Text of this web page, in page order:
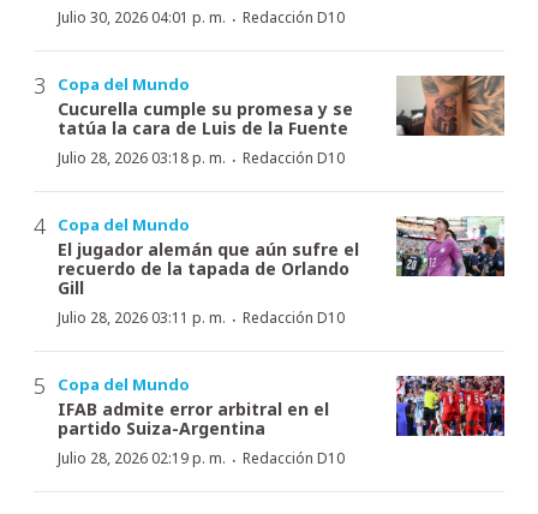
Julio 30, 2026 04:01 p. m. · Redacción D10
Copa del Mundo
Cucurella cumple su promesa y se
tatúa la cara de Luis de la Fuente
Julio 28, 2026 03:18 p. m. · Redacción D10
Copa del Mundo
El jugador alemán que aún sufre el
recuerdo de la tapada de Orlando
Gill
Julio 28, 2026 03:11 p. m. · Redacción D10
Copa del Mundo
IFAB admite error arbitral en el
partido Suiza-Argentina
Julio 28, 2026 02:19 p. m. · Redacción D10